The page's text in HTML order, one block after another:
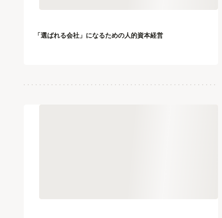
「選ばれる会社」になるための人的資本経営